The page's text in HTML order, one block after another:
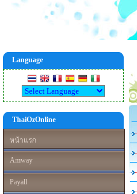
Language
ThaiOzOnline
หน้าแรก
Amway
Payall